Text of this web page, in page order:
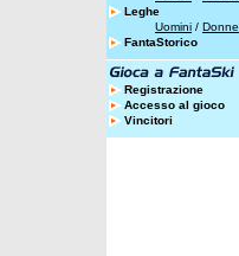
Leghe
Uomini / Donne
FantaStorico
Registrazione
Accesso al gioco
Vincitori